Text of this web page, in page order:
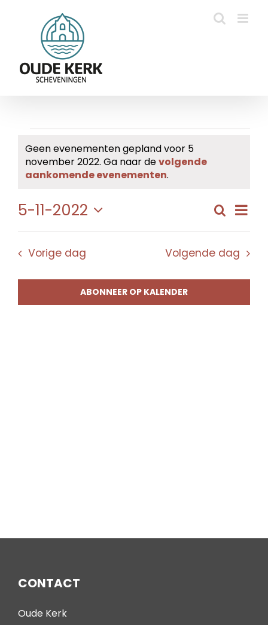
Evenementen
in
5
november
2022
Bericht
Geen evenementen gepland voor 5
november 2022. Ga naar devolgende
aankomende evenementen.
en
Zoeken
Dag
5-11-2022
Selecteer
datum.
Vorige dag Volgende dag
ABONNEER OP KALENDER
CONTACT
Oude Kerk